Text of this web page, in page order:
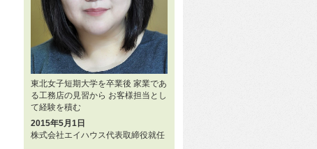
東北女子短期大学を卒業後 家業であ
る工務店の見習から お客様担当とし
て経験を積む
2015年5月1日
株式会社エイハウス代表取締役就任